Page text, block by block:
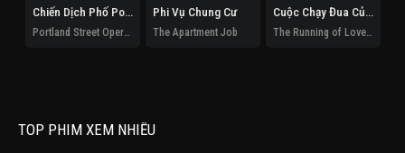
Chiến Dịch Phố Portland Phi Vụ Chung Cư
The Apartment Job
Cuộc Chạy Đua Của Tình Và Tiền
TOP PHIM XEM NHIỀU